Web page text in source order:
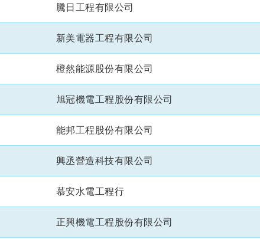
騰日工程有限公司
新美電器工程有限公司
橙然能源股份有限公司
旭冠機電工程股份有限公司
能邦工程股份有限公司
興丞營造科技有限公司
慕安水電工程行
正興機電工程股份有限公司